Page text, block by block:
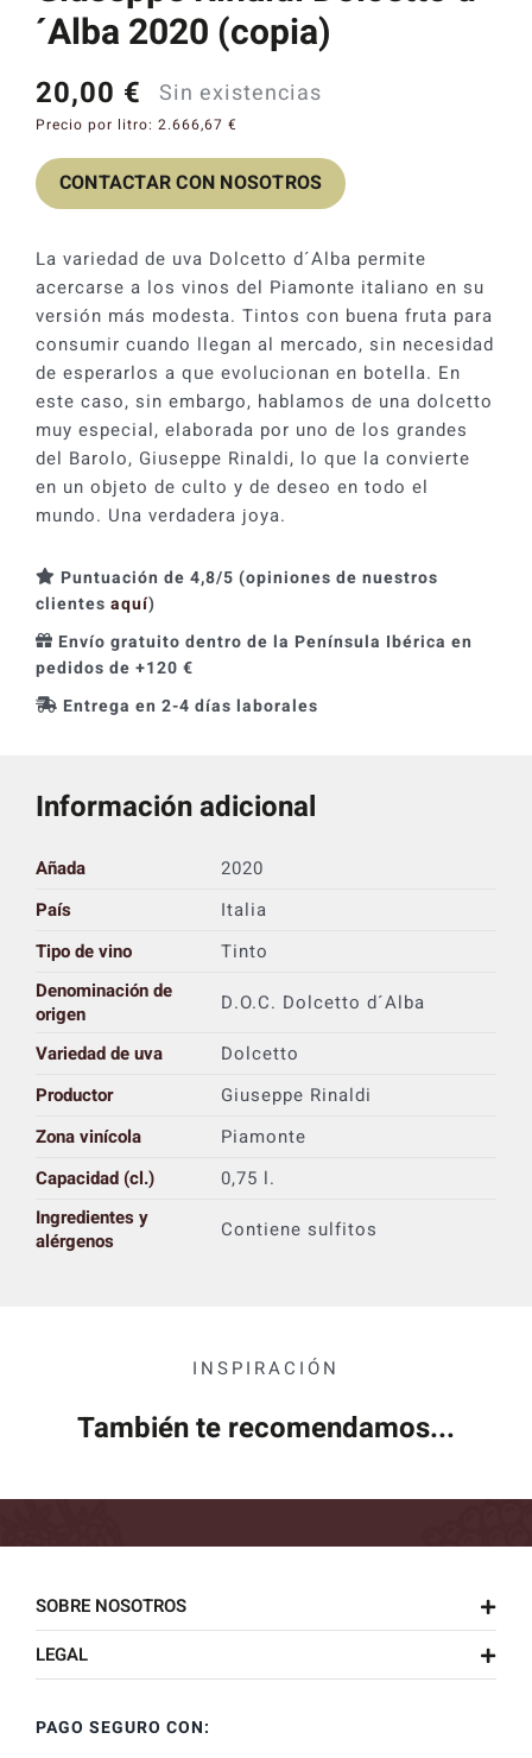
´Alba 2020 (copia)
20,00 € Sin existencias
Precio por litro: 2.666,67 €
CONTACTAR CON NOSOTROS
La variedad de uva Dolcetto d´Alba permite
acercarse a los vinos del Piamonte italiano en su
versión más modesta. Tintos con buena fruta para
consumir cuando llegan al mercado, sin necesidad
de esperarlos a que evolucionan en botella. En
este caso, sin embargo, hablamos de una dolcetto
muy especial, elaborada por uno de los grandes
del Barolo, Giuseppe Rinaldi, lo que la convierte
en un objeto de culto y de deseo en todo el
mundo. Una verdadera joya.
Puntuación de 4,8/5 (opiniones de nuestros
clientes aquí)
Envío gratuito dentro de la Península Ibérica en
pedidos de +120 €
Entrega en 2-4 días laborales
Información adicional
Añada
2020
País
Italia
Tipo de vino
Tinto
Denominación de
origen
D.O.C. Dolcetto d´Alba
Variedad de uva
Dolcetto
Productor
Giuseppe Rinaldi
Zona vinícola
Piamonte
Capacidad (cl.)
0,75 l.
Ingredientes y
alérgenos
Contiene sulfitos
INSPIRACIÓN
También te recomendamos...
SOBRE NOSOTROS
LEGAL
PAGO SEGURO CON: